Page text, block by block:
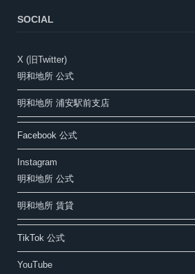
SOCIAL
X (旧Twitter)
明和地所 公式
明和地所 浦安駅前支店
Facebook 公式
Instagram
明和地所 公式
明和地所 賃貸
TikTok 公式
YouTube